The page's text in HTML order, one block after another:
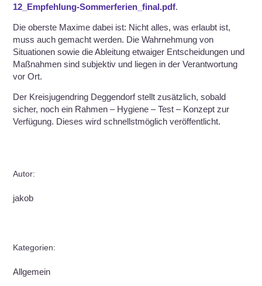
12_Empfehlung-Sommerferien_final.pdf.
Die oberste Maxime dabei ist: Nicht alles, was erlaubt ist,
muss auch gemacht werden. Die Wahrnehmung von
Situationen sowie die Ableitung etwaiger Entscheidungen und
Maßnahmen sind subjektiv und liegen in der Verantwortung
vor Ort.
Der Kreisjugendring Deggendorf stellt zusätzlich, sobald
sicher, noch ein Rahmen – Hygiene – Test – Konzept zur
Verfügung. Dieses wird schnellstmöglich veröffentlicht.
Autor:
jakob
Kategorien:
Allgemein